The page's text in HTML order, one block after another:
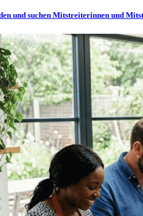
und suchen Mitstreiterinnen und